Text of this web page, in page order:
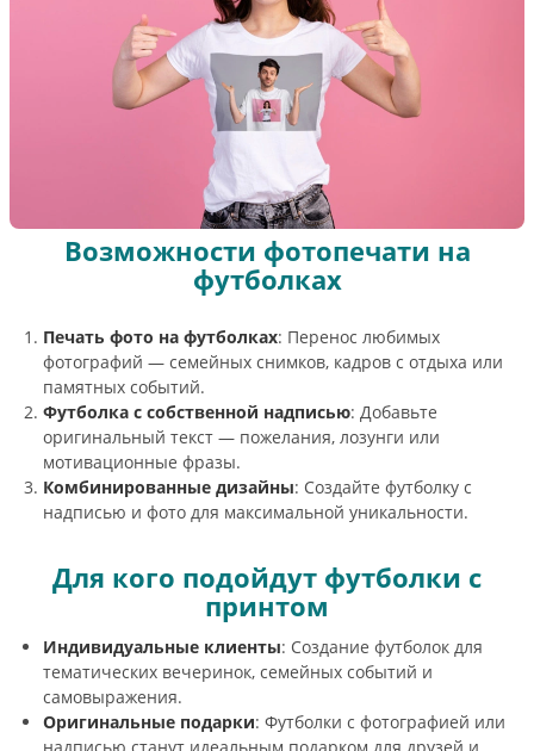
Возможности фотопечати на
футболках
Печать фото на футболках: Перенос любимых
фотографий — семейных снимков, кадров с отдыха или
памятных событий.
Футболка с собственной надписью: Добавьте
оригинальный текст — пожелания, лозунги или
мотивационные фразы.
Комбинированные дизайны: Создайте футболку с
надписью и фото для максимальной уникальности.
Для кого подойдут футболки с
принтом
Индивидуальные клиенты: Создание футболок для
тематических вечеринок, семейных событий и
самовыражения.
Оригинальные подарки: Футболки с фотографией или